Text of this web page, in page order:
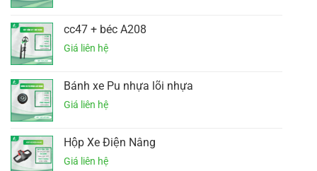
cc47 + béc A208
Bánh xe Pu nhựa lõi nhựa
Hộp Xe Điện Nâng